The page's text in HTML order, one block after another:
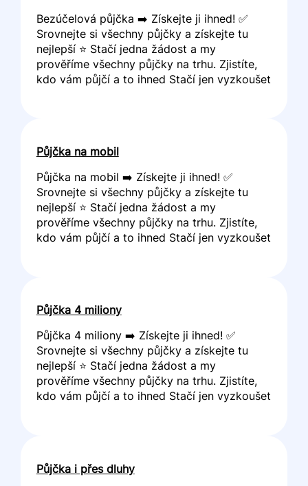
Bezúčelová půjčka ➡️ Získejte ji ihned! ✅
Srovnejte si všechny půjčky a získejte tu
nejlepší ⭐ Stačí jedna žádost a my
prověříme všechny půjčky na trhu. Zjistíte,
kdo vám půjčí a to ihned Stačí jen vyzkoušet
Půjčka na mobil
Půjčka na mobil ➡️ Získejte ji ihned! ✅
Srovnejte si všechny půjčky a získejte tu
nejlepší ⭐ Stačí jedna žádost a my
prověříme všechny půjčky na trhu. Zjistíte,
kdo vám půjčí a to ihned Stačí jen vyzkoušet
Půjčka 4 miliony
Půjčka 4 miliony ➡️ Získejte ji ihned! ✅
Srovnejte si všechny půjčky a získejte tu
nejlepší ⭐ Stačí jedna žádost a my
prověříme všechny půjčky na trhu. Zjistíte,
kdo vám půjčí a to ihned Stačí jen vyzkoušet
Půjčka i přes dluhy